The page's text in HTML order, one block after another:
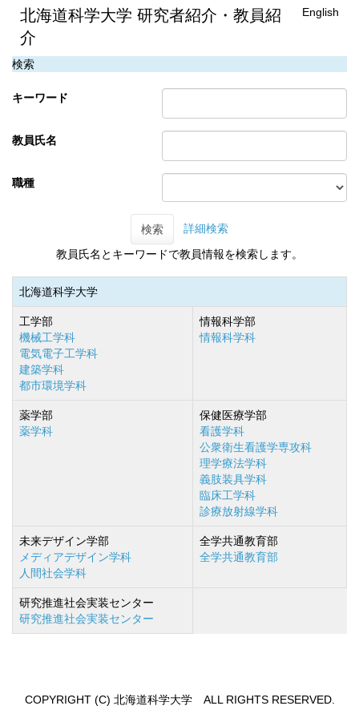
北海道科学大学 研究者紹介・教員紹
介
English
検索
キーワード
教員氏名
職種
検索 詳細検索
教員氏名とキーワードで教員情報を検索します。
北海道科学大学
工学部
機械工学科
電気電子工学科
建築学科
都市環境学科
情報科学部
情報科学科
薬学部
薬学科
保健医療学部
看護学科
公衆衛生看護学専攻科
理学療法学科
義肢装具学科
臨床工学科
診療放射線学科
未来デザイン学部
メディアデザイン学科
人間社会学科
全学共通教育部
全学共通教育部
研究推進社会実装センター
研究推進社会実装センター
COPYRIGHT (C) 北海道科学大学 ALL RIGHTS RESERVED.